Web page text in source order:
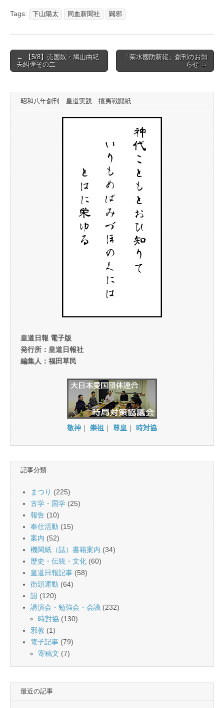
Tags:
下山陽太 同血新聞社 闢邪
Post
navigation
← 【5/8】売国奴・鳩山由紀
夫糾弾その二
「菊水國防新報」創刊のお知
らせ →
昭和八年創刊 皇道実践 攘夷戦闘紙
皇道日報 電子版
発行所：皇道日報社
編集人：福田草民
敬神 ｜ 崇祖 ｜ 尊皇 ｜ 時対協
記事分類
まつり (225)
古学・国学 (25)
報告 (10)
奉仕活動 (15)
案内 (52)
機関紙（誌）書籍案内 (34)
歴史・伝統・文化 (60)
皇道日報記事 (58)
街頭運動 (64)
詔 (120)
講演会・勉強会・会議 (232)
時對協 (130)
邪教 (1)
電子記事 (79)
寄稿文 (7)
最近の記事